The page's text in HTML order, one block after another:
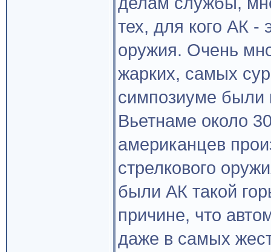
тех, для кого АК -
оружия. Очень
жарких, самых
симпозиуме были
Вьетнаме около
американцев
стрелкового
были АК такой
причине, что
даже в самых